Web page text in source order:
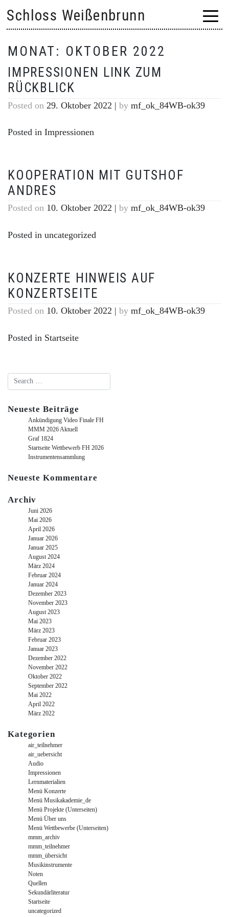
content
Schloss Weißenbrunn
MONAT: OKTOBER 2022
IMPRESSIONEN LINK ZUM
RÜCKBLICK
Posted on 29. Oktober 2022 | by mf_ok_84WB-ok39
Posted in Impressionen
KOOPERATION MIT GUTSHOF
ANDRES
Posted on 10. Oktober 2022 | by mf_ok_84WB-ok39
Posted in uncategorized
KONZERTE HINWEIS AUF
KONZERTSEITE
Posted on 10. Oktober 2022 | by mf_ok_84WB-ok39
Posted in Startseite
Neueste Beiträge
Ankündigung Video Finale FH
MMM 2026 Aktuell
Graf 1824
Startseite Wettbewerb FH 2026
Instrumentensammlung
Neueste Kommentare
Archiv
Juni 2026
Mai 2026
April 2026
Januar 2026
Januar 2025
August 2024
März 2024
Februar 2024
Januar 2024
Dezember 2023
November 2023
August 2023
Mai 2023
März 2023
Februar 2023
Januar 2023
Dezember 2022
November 2022
Oktober 2022
September 2022
Mai 2022
April 2022
März 2022
Kategorien
air_teilnehmer
air_uebersicht
Audio
Impressionen
Lernmaterialien
Menü Konzerte
Menü Musikakademie_de
Menü Projekte (Unterseiten)
Menü Über uns
Menü Wettbewerbe (Unterseiten)
mmm_archiv
mmm_teilnehmer
mmm_übersicht
Musikinstrumente
Noten
Quellen
Sekundärliteratur
Startseite
uncategorized